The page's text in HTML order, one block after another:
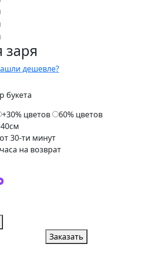
дешевле?
заря
букета
+30% цветов
60% цветов
30-ти минут
на возврат
Заказать